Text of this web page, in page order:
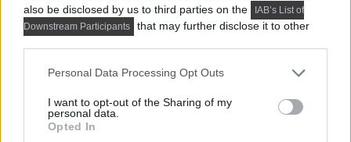
also be disclosed by us to third parties on the
IAB’s List of
Downstream Participants
that may further disclose it to other
Please note that this website/app uses one or more Google
not limited to your visit or usage behaviour. You may click to
grant or deny consent to Google and its third-party tags to
use your data for below specified purposes in below Google
Personal Data Processing Opt Outs
I want to opt-out of the Sharing of my
personal data.
Opted In
Összeköltöző pár 56 m²-es lakása: